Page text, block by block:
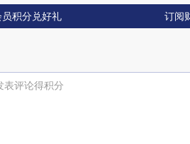
员积分兑好礼 订阅
表评论得积分